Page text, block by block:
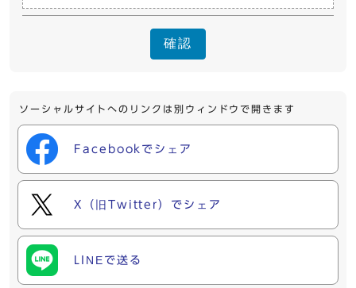
確認
ソーシャルサイトへのリンクは別ウィンドウで開きます
Facebookでシェア
X（旧Twitter）でシェア
LINEで送る